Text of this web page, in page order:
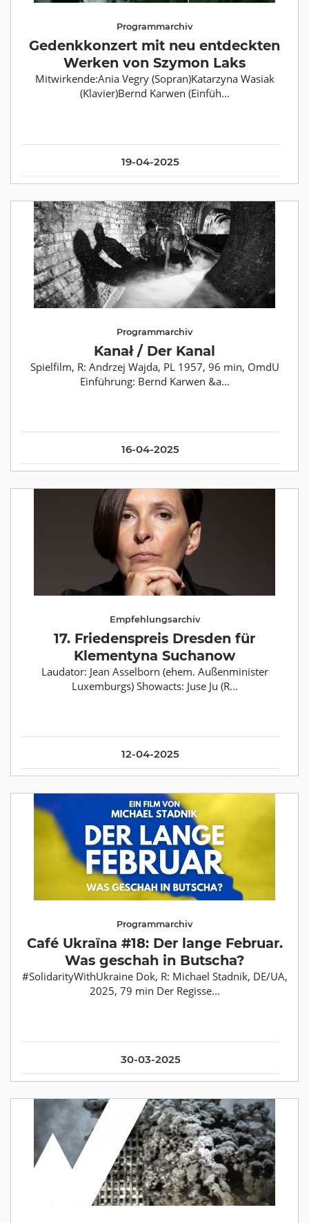
19-04-2025
Programmarchiv
Gedenkkonzert mit neu entdeckten
Werken von Szymon Laks
Mitwirkende:Ania Vegry (Sopran)Katarzyna Wasiak
(Klavier)Bernd Karwen (Einfüh...
16-04-2025
Programmarchiv
Kanał / Der Kanal
Spielfilm, R: Andrzej Wajda, PL 1957, 96 min, OmdU
Einführung: Bernd Karwen &a...
12-04-2025
Empfehlungsarchiv
17. Friedenspreis Dresden für
Klementyna Suchanow
Laudator: Jean Asselborn (ehem. Außenminister
Luxemburgs) Showacts: Juse Ju (R...
30-03-2025
Programmarchiv
Café Ukraїna #18: Der lange Februar.
Was geschah in Butscha?
#SolidarityWithUkraine Dok, R: Michael Stadnik, DE/UA,
2025, 79 min Der Regisse...